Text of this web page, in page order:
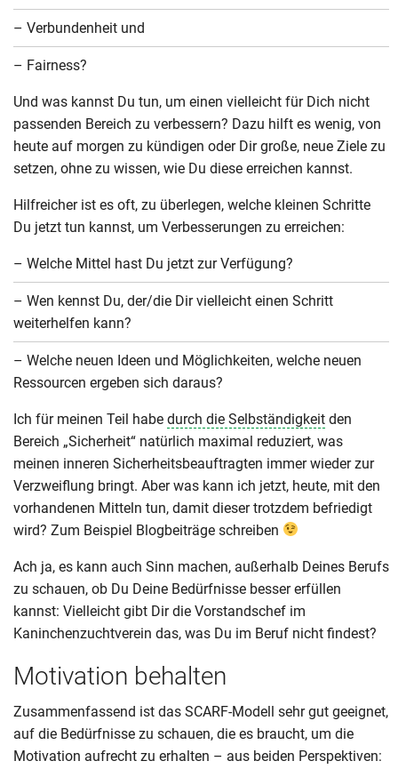
– Verbundenheit und
– Fairness?
Und was kannst Du tun, um einen vielleicht für Dich nicht
passenden Bereich zu verbessern? Dazu hilft es wenig, von
heute auf morgen zu kündigen oder Dir große, neue Ziele zu
setzen, ohne zu wissen, wie Du diese erreichen kannst.
Hilfreicher ist es oft, zu überlegen, welche kleinen Schritte
Du jetzt tun kannst, um Verbesserungen zu erreichen:
– Welche Mittel hast Du jetzt zur Verfügung?
– Wen kennst Du, der/die Dir vielleicht einen Schritt
weiterhelfen kann?
– Welche neuen Ideen und Möglichkeiten, welche neuen
Ressourcen ergeben sich daraus?
Ich für meinen Teil habe durch die Selbständigkeit den
Bereich „Sicherheit“ natürlich maximal reduziert, was
meinen inneren Sicherheitsbeauftragten immer wieder zur
Verzweiflung bringt. Aber was kann ich jetzt, heute, mit den
vorhandenen Mitteln tun, damit dieser trotzdem befriedigt
wird? Zum Beispiel Blogbeiträge schreiben
Ach ja, es kann auch Sinn machen, außerhalb Deines Berufs
zu schauen, ob Du Deine Bedürfnisse besser erfüllen
kannst: Vielleicht gibt Dir die Vorstandschef im
Kaninchenzuchtverein das, was Du im Beruf nicht findest?
Motivation behalten
Zusammenfassend ist das SCARF-Modell sehr gut geeignet,
auf die Bedürfnisse zu schauen, die es braucht, um die
Motivation aufrecht zu erhalten – aus beiden Perspektiven: